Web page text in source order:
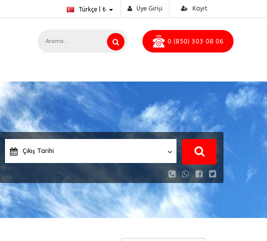
Türkçe | ₺ Üye Girişi Kayıt
0 (850) 303 08 06
Çıkış Tarihi